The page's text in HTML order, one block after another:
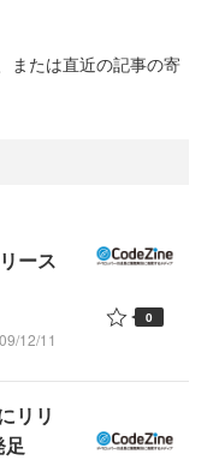
または直近の記事の寄
ース
12/11
0
リリ
足